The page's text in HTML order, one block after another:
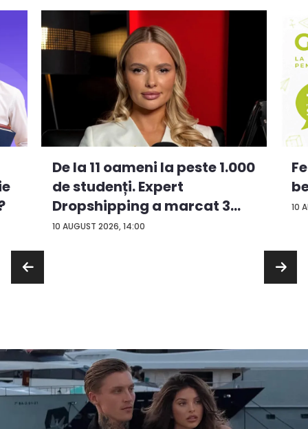
10 AUGUST 2026, 14:00
De la 11 oameni la peste 1.000
de studenți. Expert
Dropshipping a marcat 3
an...
10